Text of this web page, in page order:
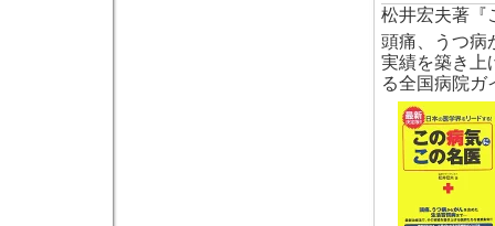
松井宏夫著『
頭痛、うつ病
実績を築き上
る全国病院ガ